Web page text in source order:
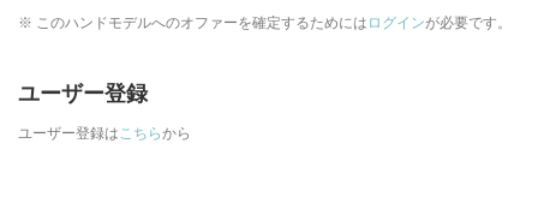
※ このハンドモデルへのオファーを確定するためには ログインが必要です。
ユーザー登録
ユーザー登録はこちらから